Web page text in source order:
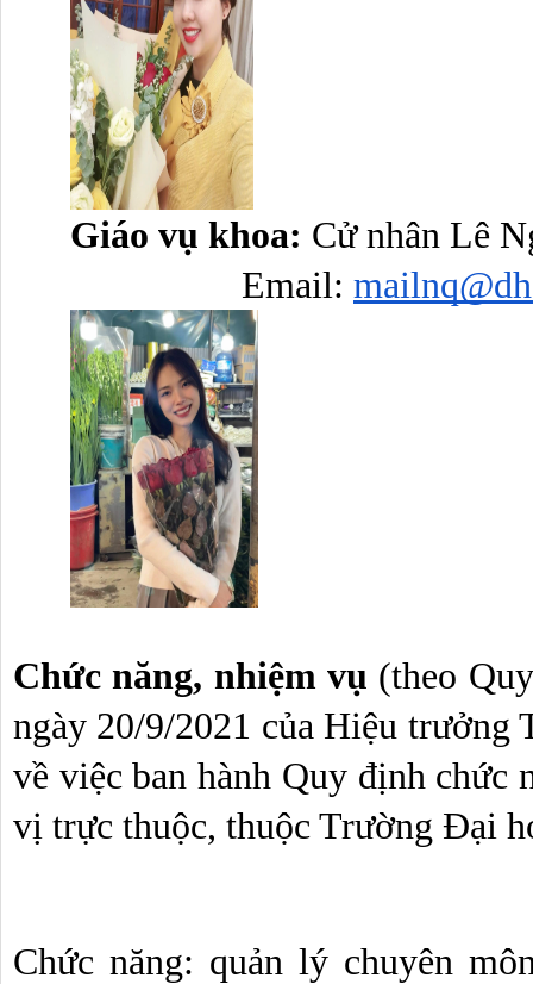
Giáo vụ khoa: Cử nhân Lê
Email:
Chức năng, nhiệm vụ (theo
ngày 20/9/2021 của Hiệu trưởng
về việc ban hành Quy định chức
vị trực thuộc, thuộc Trường Đại
Chức năng: quản lý chuyên